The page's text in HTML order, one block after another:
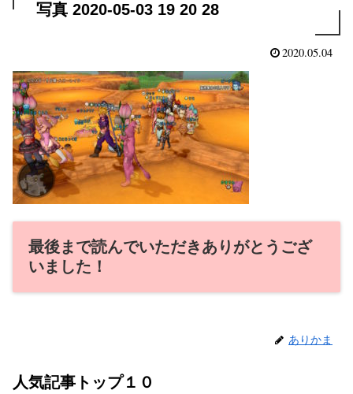
写真 2020-05-03 19 20 28
2020.05.04
最後まで読んでいただきありがとうござ
いました！
ありかま
人気記事トップ１０